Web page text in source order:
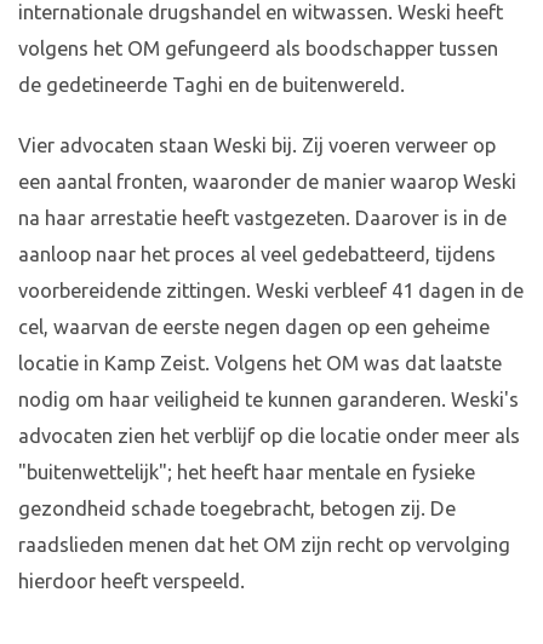
internationale drugshandel en witwassen. Weski heeft
volgens het OM gefungeerd als boodschapper tussen
de gedetineerde Taghi en de buitenwereld.
Vier advocaten staan Weski bij. Zij voeren verweer op
een aantal fronten, waaronder de manier waarop Weski
na haar arrestatie heeft vastgezeten. Daarover is in de
aanloop naar het proces al veel gedebatteerd, tijdens
voorbereidende zittingen. Weski verbleef 41 dagen in de
cel, waarvan de eerste negen dagen op een geheime
locatie in Kamp Zeist. Volgens het OM was dat laatste
nodig om haar veiligheid te kunnen garanderen. Weski's
advocaten zien het verblijf op die locatie onder meer als
"buitenwettelijk"; het heeft haar mentale en fysieke
gezondheid schade toegebracht, betogen zij. De
raadslieden menen dat het OM zijn recht op vervolging
hierdoor heeft verspeeld.